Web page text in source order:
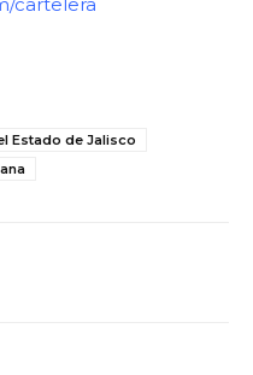
Estado de Jalisco